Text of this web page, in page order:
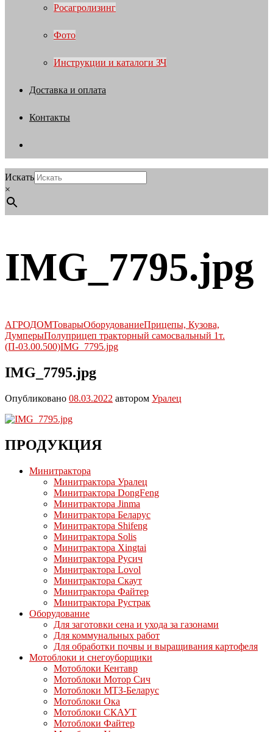
Росагролизинг
Фото
Инструкции и каталоги ЗЧ
Доставка и оплата
Контакты
Искать
×
IMG_7795.jpg
АГРОДОМТоварыОборудованиеПрицепы, Кузова,
ДумперыПолуприцеп тракторный самосвальный 1т.
(П-03.00.500)IMG_7795.jpg
IMG_7795.jpg
Опубликовано 08.03.2022 автором Уралец
ПРОДУКЦИЯ
Минитрактора
Минитрактора Уралец
Минитрактора DongFeng
Минитрактора Jinma
Минитрактора Беларус
Минитрактора Shifeng
Минитрактора Solis
Минитрактора Xingtai
Минитрактора Русич
Минитрактора Lovol
Минитрактора Скаут
Минитрактора Файтер
Минитрактора Рустрак
Оборудование
Для заготовки сена и ухода за газонами
Для коммунальных работ
Для обработки почвы и выращивания картофеля
Мотоблоки и снегоуборщики
Мотоблоки Кентавр
Мотоблоки Мотор Сич
Мотоблоки МТЗ-Беларус
Мотоблоки Ока
Мотоблоки СКАУТ
Мотоблоки Файтер